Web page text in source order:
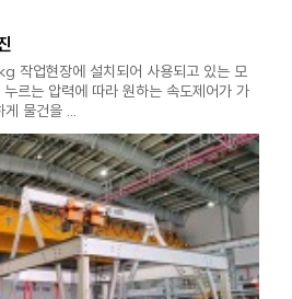
작업현장에 설치되어 사용되고 있는 모
르는 압력에 따라 원하는 속도제어가 가
물건을 …